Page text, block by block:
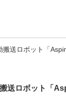
搬送ロボット「
送ロボット「